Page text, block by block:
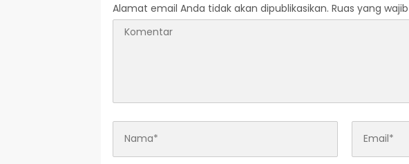
Alamat email Anda tidak akan dipublikasikan. Ruas yang